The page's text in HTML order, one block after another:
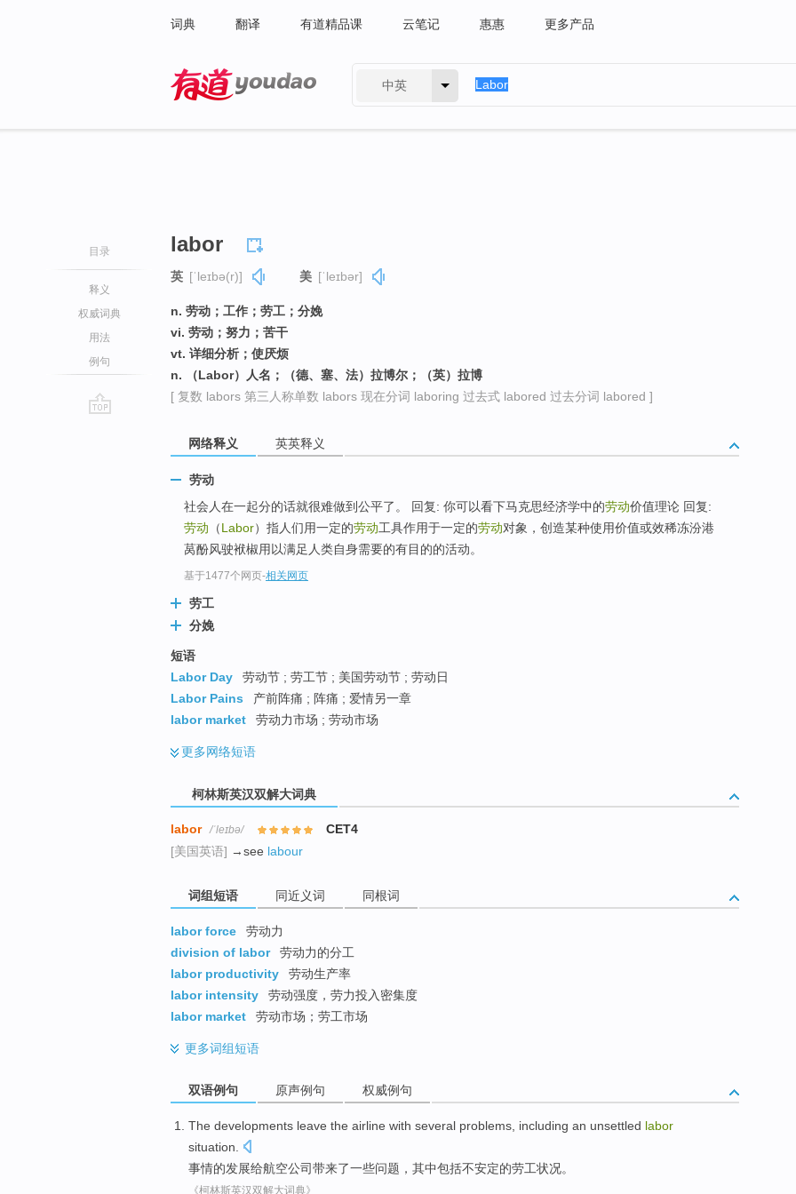
词典 翻译 有道精品课 云笔记 惠惠 更多产品
中英
目录
释义
权威词典
用法
例句
labor
英 [ˈleɪbə(r)] 美 [ˈleɪbər]
n. 劳动；工作；劳工；分娩
vi. 劳动；努力；苦干
vt. 详细分析；使厌烦
n. （Labor）人名；（德、塞、法）拉博尔；（英）拉博
[ 复数 labors 第三人称单数 labors 现在分词 laboring 过去式 labored 过去分词 labored ]
网络释义 英英释义
劳动
社会人在一起分的话就很难做到公平了。 回复: 你可以看下马克思经济学中的劳动价值理论 回复:
劳动 （Labor）指人们用一定的劳动工具作用于一定的劳动对象，创造某种使用价值或效稀冻汾港
莴酚风驶袱椒用以满足人类自身需要的有目的的活动。
基于1477个网页-相关网页
劳工
分娩
短语
Labor Day
劳动节 ; 劳工节 ; 美国劳动节 ; 劳动日
Labor Pains
产前阵痛 ; 阵痛 ; 爱情另一章
labor market
劳动力市场 ; 劳动市场
更多网络短语
柯林斯英汉双解大词典
labor /ˈleɪbə/
CET4
[美国英语] →see labour
词组短语 同近义词 同根词
labor force
劳动力
division of labor
劳动力的分工
labor productivity
劳动生产率
labor intensity
劳动强度，劳力投入密集度
labor market
劳动市场；劳工市场
更多词组短语
双语例句 原声例句 权威例句
The developments leave the airline with several problems including an unsettled labor
situation
事情的发展给航空公司带来了一些问题 ， 其中包括不安定的劳工状况。
《柯林斯英汉双解大词典》